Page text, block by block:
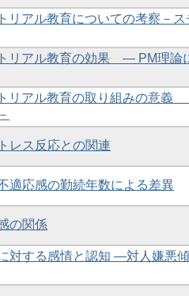
リアル教育についての考察－
リアル教育の効果 ― PM理論
リアル教育の取り組みの意義
レス反応との関連
適応感の勤続年数による差異
の関係
対する感情と認知 ―対人嫌悪